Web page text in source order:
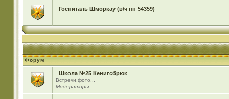
Госпиталь Шморкау (в/ч пп 54359)
Форум
Школа №25 Кенигсбрюк
Встречи,фото...
Модераторы: